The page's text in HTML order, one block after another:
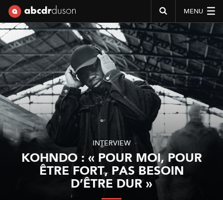
MENU
Abcdr du Son
INTERVIEW
KOHNDO : « POUR MOI, POUR
ÊTRE FORT, PAS BESOIN
D’ÊTRE DUR »